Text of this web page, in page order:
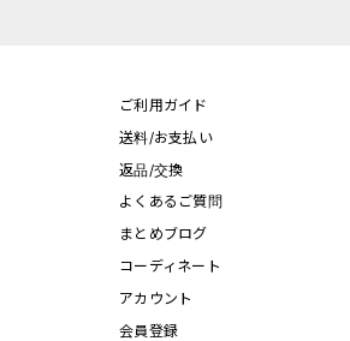
ご利用ガイド
送料/お支払い
返品/交換
よくあるご質問
まとめブログ
コーディネート
アカウント
会員登録